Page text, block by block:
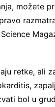
možete
retke, ali
bol u